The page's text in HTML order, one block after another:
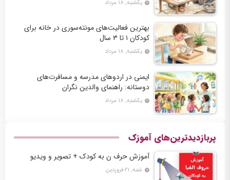
یکشنبه, ۱۸ مرداد
بهترین فعالیت‌های مونته‌سوری در خانه برای
کودکان ۱ تا ۳ سال
یکشنبه, ۱۸ مرداد
ایمنی در اردوهای مدرسه و مسافرت‌های
دوستانه: راهنمای والدین نگران
یکشنبه, ۱۸ مرداد
پربازدیدترین‌های آموزک
آموزش حرف ن به کودک + تصویر و ویدیو
شنبه, ۲۱ فروردین